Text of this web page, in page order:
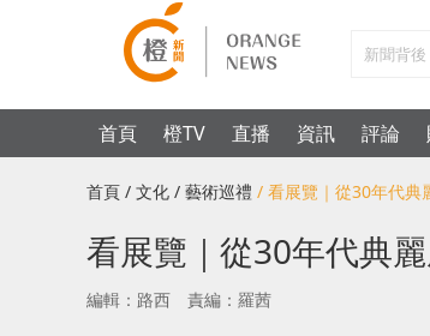
首頁 橙TV 直播 資訊 評論
首頁 / 文化 / 藝術巡禮 / 看展覽｜從30年代典
看展覽｜從30年代典
編輯：路西 責編：羅茜